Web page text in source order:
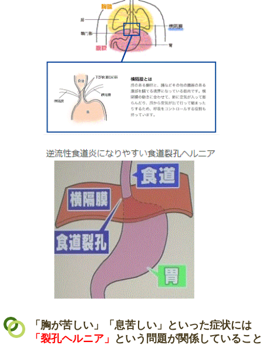
「胸が苦しい」「息苦しい」といった症状には
「裂孔ヘルニア」
という問題が関係していること